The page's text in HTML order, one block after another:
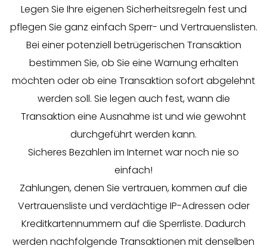
Legen Sie Ihre eigenen Sicherheitsregeln fest und
pflegen Sie ganz einfach Sperr- und Vertrauenslisten.
Bei einer potenziell betrügerischen Transaktion
bestimmen Sie, ob Sie eine Warnung erhalten
möchten oder ob eine Transaktion sofort abgelehnt
werden soll. Sie legen auch fest, wann die
Transaktion eine Ausnahme ist und wie gewohnt
durchgeführt werden kann.
Sicheres Bezahlen im Internet war noch nie so
einfach!
Zahlungen, denen Sie vertrauen, kommen auf die
Vertrauensliste und verdächtige IP-Adressen oder
Kreditkartennummern auf die Sperrliste. Dadurch
werden nachfolgende Transaktionen mit denselben